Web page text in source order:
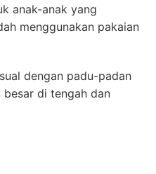
anak-anak yang
menggunakan pakaian
dengan padu-padan
besar di tengah dan